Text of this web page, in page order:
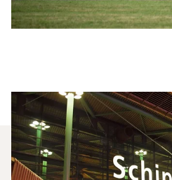
Jakie Typy